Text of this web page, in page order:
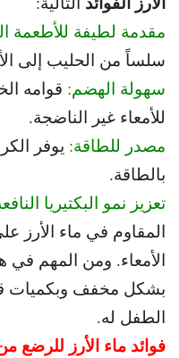
مقدمة لطيفة للأطعمة
سلساً من الحليب إلى
سهولة الهضم: قوامه
للأمعاء غير الناضجة.
مصدر للطاقة: يوفر
بالطاقة.
تعزيز نمو البكتيريا
المقاوم في ماء الأرز
الأمعاء. ومن المهم في
بشكل مخفف وبكميات
الطفل له.
فوائد ماء الأرز للرضع من عمر